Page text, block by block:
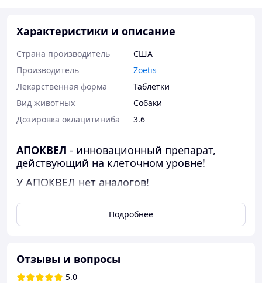
Характеристики и описание
Страна производитель
США
Производитель
Zoetis
Лекарственная форма
Таблетки
Вид животных
Собаки
Дозировка оклацитиниба
3.6
АПОКВЕЛ - инновационный препарат,
действующий на клеточном уровне!
У АПОКВЕЛ нет аналогов!
АПОКВЕЛ действует на рецептор, который
отвечает за синтез вещества, отвечающего
за зуд. При этом АПОКВЕЛ не влияет на
организма.
АПОКВЕЛ не является кортикостероидом,
Подробнее
Отзывы и вопросы
5.0